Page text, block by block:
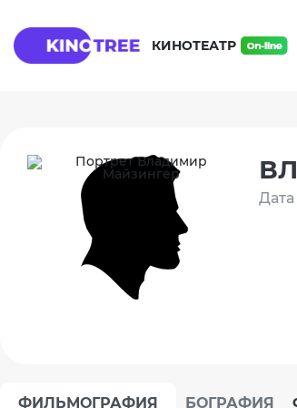
КИНОТЕАТР
ФИЛЬМОГРАФИЯ БОГРАФИЯ